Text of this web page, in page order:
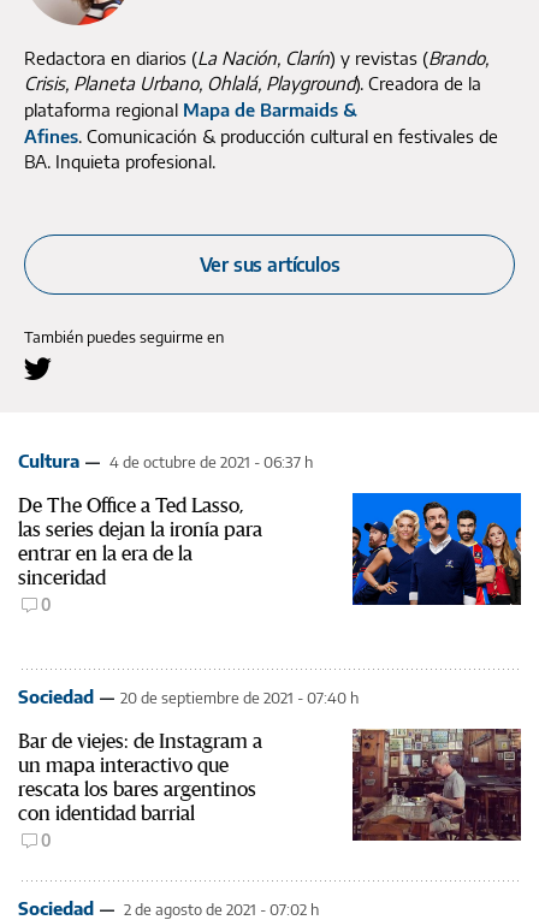
Redactora en diarios (La Nación, Clarín) y revistas (Brando,
Crisis, Planeta Urbano, Ohlalá, Playground). Creadora de la
plataforma regional Mapa de Barmaids &
Afines. Comunicación & producción cultural en festivales de
BA. Inquieta profesional.
Ver sus artículos
También puedes seguirme en
Cultura 4 de octubre de 2021 - 06:37 h
De The Office a Ted Lasso,
las series dejan la ironía para
entrar en la era de la
sinceridad
0
Sociedad 20 de septiembre de 2021 - 07:40 h
Bar de viejes: de Instagram a
un mapa interactivo que
rescata los bares argentinos
con identidad barrial
0
Sociedad 2 de agosto de 2021 - 07:02 h